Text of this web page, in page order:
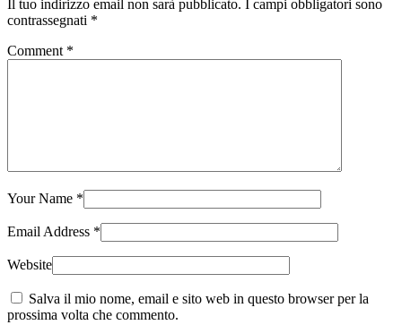
Il tuo indirizzo email non sarà pubblicato. I campi obbligatori sono
contrassegnati *
Comment *
Your Name *
Email Address *
Website
Salva il mio nome, email e sito web in questo browser per la
prossima volta che commento.